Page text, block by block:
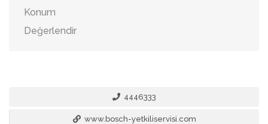
Konum
Değerlendir
4446333
www.bosch-yetkiliservisi.com